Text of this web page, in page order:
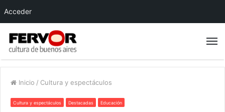
Inicio / Cultura y espectáculos
Cultura y espectáculos Destacadas Educación
Acceder